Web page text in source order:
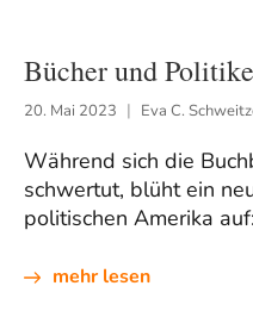
Bücher und
20. Mai 2023 Eva C.
Während sich die
schwertut, blüht ein
politischen Amerika
mehr lesen